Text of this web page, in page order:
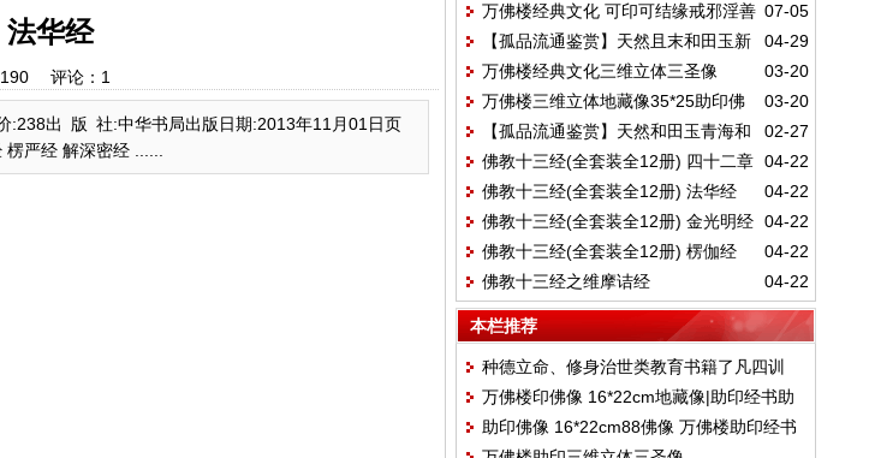
华经
评论： 1
:238出 版 社:中华书局出版日期:2013年11月01日页
严经 解深密经 ......
07-05
万佛楼经典文化 可印可结缘戒邪淫善
书《寿康宝鉴》经书助印结缘
04-29
【孤品流通鉴赏】天然且末和田玉新
疆和田玉 白玉手串 精进修行 万佛楼经典文
化
03-20
万佛楼经典文化三维立体三圣像
35*25助印佛像
03-20
万佛楼三维立体地藏像35*25助印佛
像
02-27
【孤品流通鉴赏】天然和田玉青海和
田玉碧玉手串 菠菜绿精进修行 万佛楼经典
文化
04-22
佛教十三经(全套装全12册) 四十二章
经
04-22
佛教十三经(全套装全12册) 法华经
04-22
佛教十三经(全套装全12册) 金光明经
04-22
佛教十三经(全套装全12册) 楞伽经
04-22
佛教十三经之维摩诘经
本栏推荐
种德立命、修身治世类教育书籍了凡四训
万佛楼印佛像 16*22cm地藏像|助印经书助
印
助印佛像 16*22cm88佛像 万佛楼助印经书